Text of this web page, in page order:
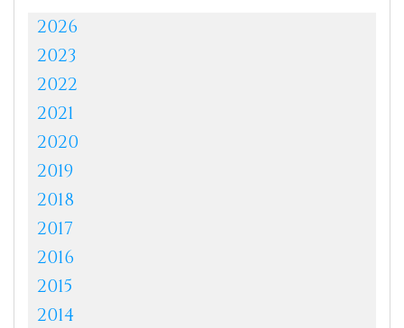
2026
2023
2022
2021
2020
2019
2018
2017
2016
2015
2014